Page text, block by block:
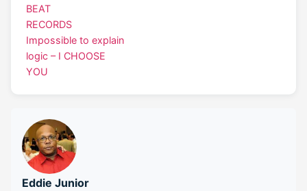
BEAT
RECORDS
Impossible to explain
logic – I CHOOSE
YOU
Eddie Junior